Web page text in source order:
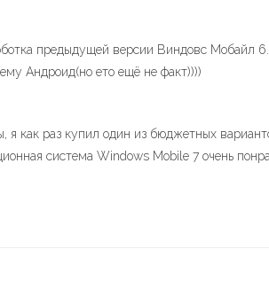
предыдущей версии Виндовс Мобайл
Андроид(но ето ещё не факт))))
как раз купил один из бюджетных
система Windows Mobile 7 очень